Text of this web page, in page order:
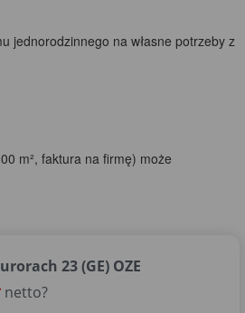
jednorodzinnego na własne potrzeby z
m², faktura na firmę) może
23 (GE) OZE
netto?